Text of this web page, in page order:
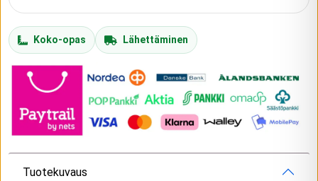
Koko-opas Lähettäminen
Tuotekuvaus